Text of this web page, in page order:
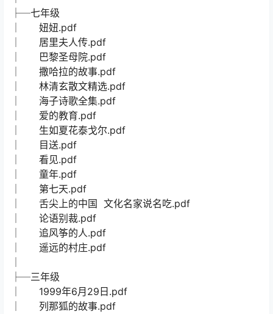
├─七年级
│ 妞妞.pdf
│ 居里夫人传.pdf
│ 巴黎圣母院.pdf
│ 撒哈拉的故事.pdf
│ 林清玄散文精选.pdf
│ 海子诗歌全集.pdf
│ 爱的教育.pdf
│ 生如夏花泰戈尔.pdf
│ 目送.pdf
│ 看见.pdf
│ 童年.pdf
│ 第七天.pdf
│ 舌尖上的中国 文化名家说名吃.pdf
│ 论语别裁.pdf
│ 追风筝的人.pdf
│ 遥远的村庄.pdf
├─三年级
│ 1999年6月29日.pdf
│ 列那狐的故事.pdf